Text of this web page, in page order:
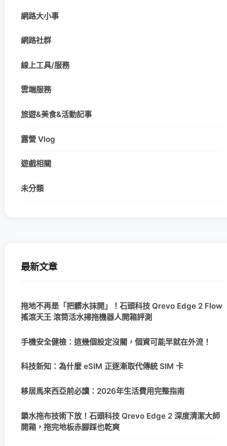
網路大小事
網路社群
線上工具/服務
雲端服務
旅遊&美食&活動記事
露營 Vlog
遊戲相關
未分類
最新文章
拖地不再是「把髒水抹開」！石頭科技 Qrevo Edge 2 Flow
搖滾天王 滾筒活水掃拖機器人開箱評測
手機安全健檢：這幾個設定沒關，個資可能早就在外流！
科技新知：為什麼 eSIM 正逐漸取代傳統 SIM 卡
移居馬來西亞前必讀：2026年生活費用完整指南
鎖水拖布技術下放！石頭科技 Qrevo Edge 2 深度清潔大師
開箱，拖完地板赤腳踩也乾爽